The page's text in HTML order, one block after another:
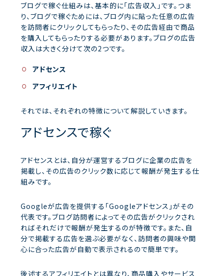
ブログで稼ぐ仕組みは、基本的に「広告収入」です。つま
り、ブログで稼ぐためには、ブログ内に貼った任意の広告
を訪問者にクリックしてもらったり、その広告経由で商品
を購入してもらったりする必要があります。ブログの広告
収入は大きく分けて次の2つです。
アドセンス
アフィリエイト
それでは、それぞれの特徴について解説していきます。
アドセンスで稼ぐ
アドセンスとは、自分が運営するブログに企業の広告を
掲載し、その広告のクリック数に応じて報酬が発生する仕
組みです。
Googleが広告を提供する「Googleアドセンス」がその
代表です。ブログ訪問者によってその広告がクリックされ
ればそれだけで報酬が発生するのが特徴です。また、自
分で掲載する広告を選ぶ必要がなく、訪問者の興味や関
心に合った広告が自動で表示されるので簡単です。
後述するアフィリエイトとは異なり、商品購入やサービス